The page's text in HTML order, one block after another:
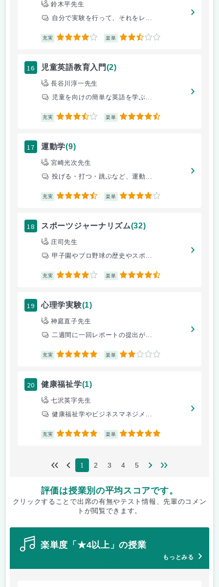
鈴木平先生
自分で実験を行って、それをレ...
充実 4 楽単 2.5
16 児童英語教育入門(2)
長谷川淳一先生
児童を向けの簡単な英語を学ぶ...
充実 3.5 楽単 4.5
17 運動学(9)
宮崎光次先生
投げる・打つ・跳ぶなど、運動...
充実 4.5 楽単 4
18 スポーツジャーナリズム(32)
庄司先生
甲子園やプロ野球の歴史やスポ...
充実 4 楽単 4.5
19 心理学実験(1)
神庭直子先生
二週間に一回レポートの提出が...
充実 5 楽単 2
20 健康福祉学(1)
七沢英字先生
健康福祉学やビジネスマネジメ...
充実 5 楽単 5
1 2 3 4 5
評価は授業別の平均スコアです。
クリックすることで出席の有無やテスト情報、先輩のコメン
トが閲覧できます。
楽単度「★4以上」の授業
もっとみる